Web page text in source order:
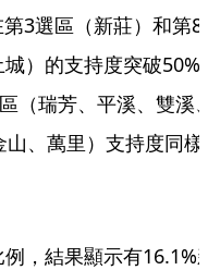
3選區（新莊）和第8
）的支持度突破50%
（瑞芳、平溪、雙溪
、萬里）支持度同樣
，結果顯示有16.1%